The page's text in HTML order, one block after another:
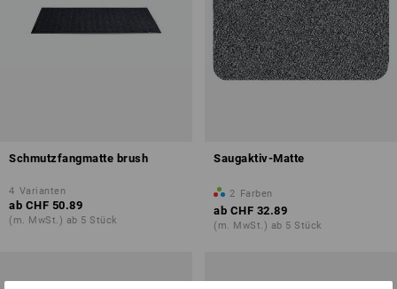
Schmutzfangmatte brush
4 Varianten
ab CHF 50.89
(m. MwSt.) ab 5 Stück
Saugaktiv-Matte
2 Farben
ab CHF 32.89
(m. MwSt.) ab 5 Stück